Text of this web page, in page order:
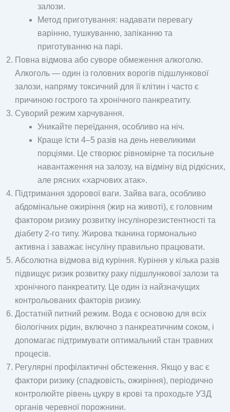
залози.
Метод приготування: надавати перевагу
варінню, тушкуванню, запіканню та
приготуванню на парі.
Повна відмова або суворе обмеження алкоголю.
Алкоголь — один із головних ворогів підшлункової
залози, напряму токсичний для її клітин і часто є
причиною гострого та хронічного панкреатиту.
Суворий режим харчування.
Уникайте переїдання, особливо на ніч.
Краще їсти 4–5 разів на день невеликими
порціями. Це створює рівномірне та посильне
навантаження на залозу, на відміну від рідкісних,
але рясних «харчових атак».
Підтримання здорової ваги. Зайва вага, особливо
абдомінальне ожиріння (жир на животі), є головним
фактором ризику розвитку інсулінорезистентності та
діабету 2-го типу. Жирова тканина гормонально
активна і заважає інсуліну правильно працювати.
Абсолютна відмова від куріння. Куріння у кілька разів
підвищує ризик розвитку раку підшлункової залози та
хронічного панкреатиту. Це один із найзначущих
контрольованих факторів ризику.
Достатній питний режим. Вода є основою для всіх
біологічних рідин, включно з панкреатичним соком, і
допомагає підтримувати оптимальний стан травних
процесів.
Регулярні профілактичні обстеження. Якщо у вас є
фактори ризику (спадковість, ожиріння), періодично
контролюйте рівень цукру в крові та проходьте УЗД
органів черевної порожнини.